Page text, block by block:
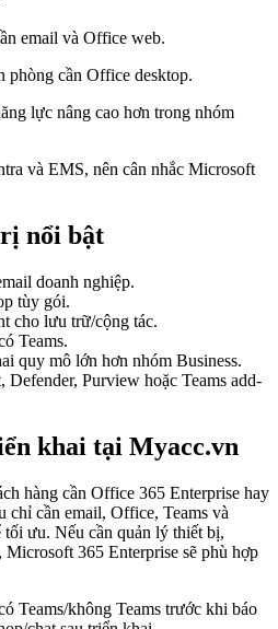
email và Office web.
phòng cần Office desktop.
lực nâng cao hơn trong nhóm
và EMS, nên cân nhắc Microsoft
nổi bật
doanh nghiệp.
tùy gói.
cho lưu trữ/cộng tác.
Teams.
quy mô lớn hơn nhóm Business.
Defender, Purview hoặc Teams add-
khai tại Myacc.vn
hàng cần Office 365 Enterprise hay
chỉ cần email, Office, Teams và
ưu. Nếu cần quản lý thiết bị,
365 Enterprise sẽ phù hợp
Teams/không Teams trước khi báo